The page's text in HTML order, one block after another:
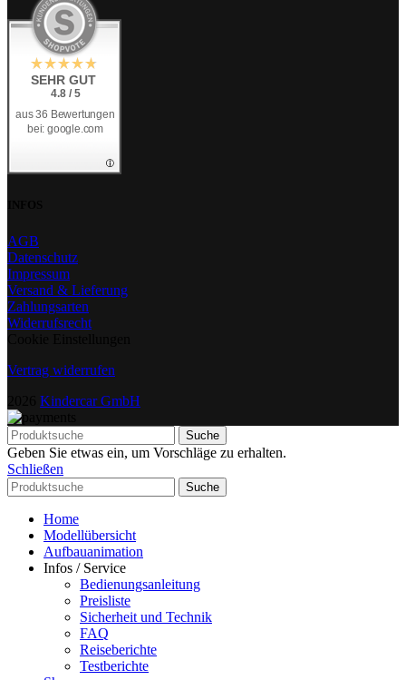
SEHR GUT
4.8 / 5
aus 36 Bewertungen
bei: google.com
AGB
Datenschutz
Impressum
Versand & Lieferung
Zahlungsarten
Widerrufsrecht
Vertrag widerrufen
Kindercar GmbH
Suche
Geben Sie etwas ein, um Vorschläge zu erhalten.
Schließen
Suche
Home
Modellübersicht
Aufbauanimation
Infos / Service
Bedienungsanleitung
Preisliste
Sicherheit und Technik
FAQ
Reiseberichte
Testberichte